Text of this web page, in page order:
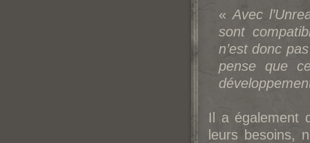
« Avec
sont
n’est donc
pense que
Il a également
leurs besoins,